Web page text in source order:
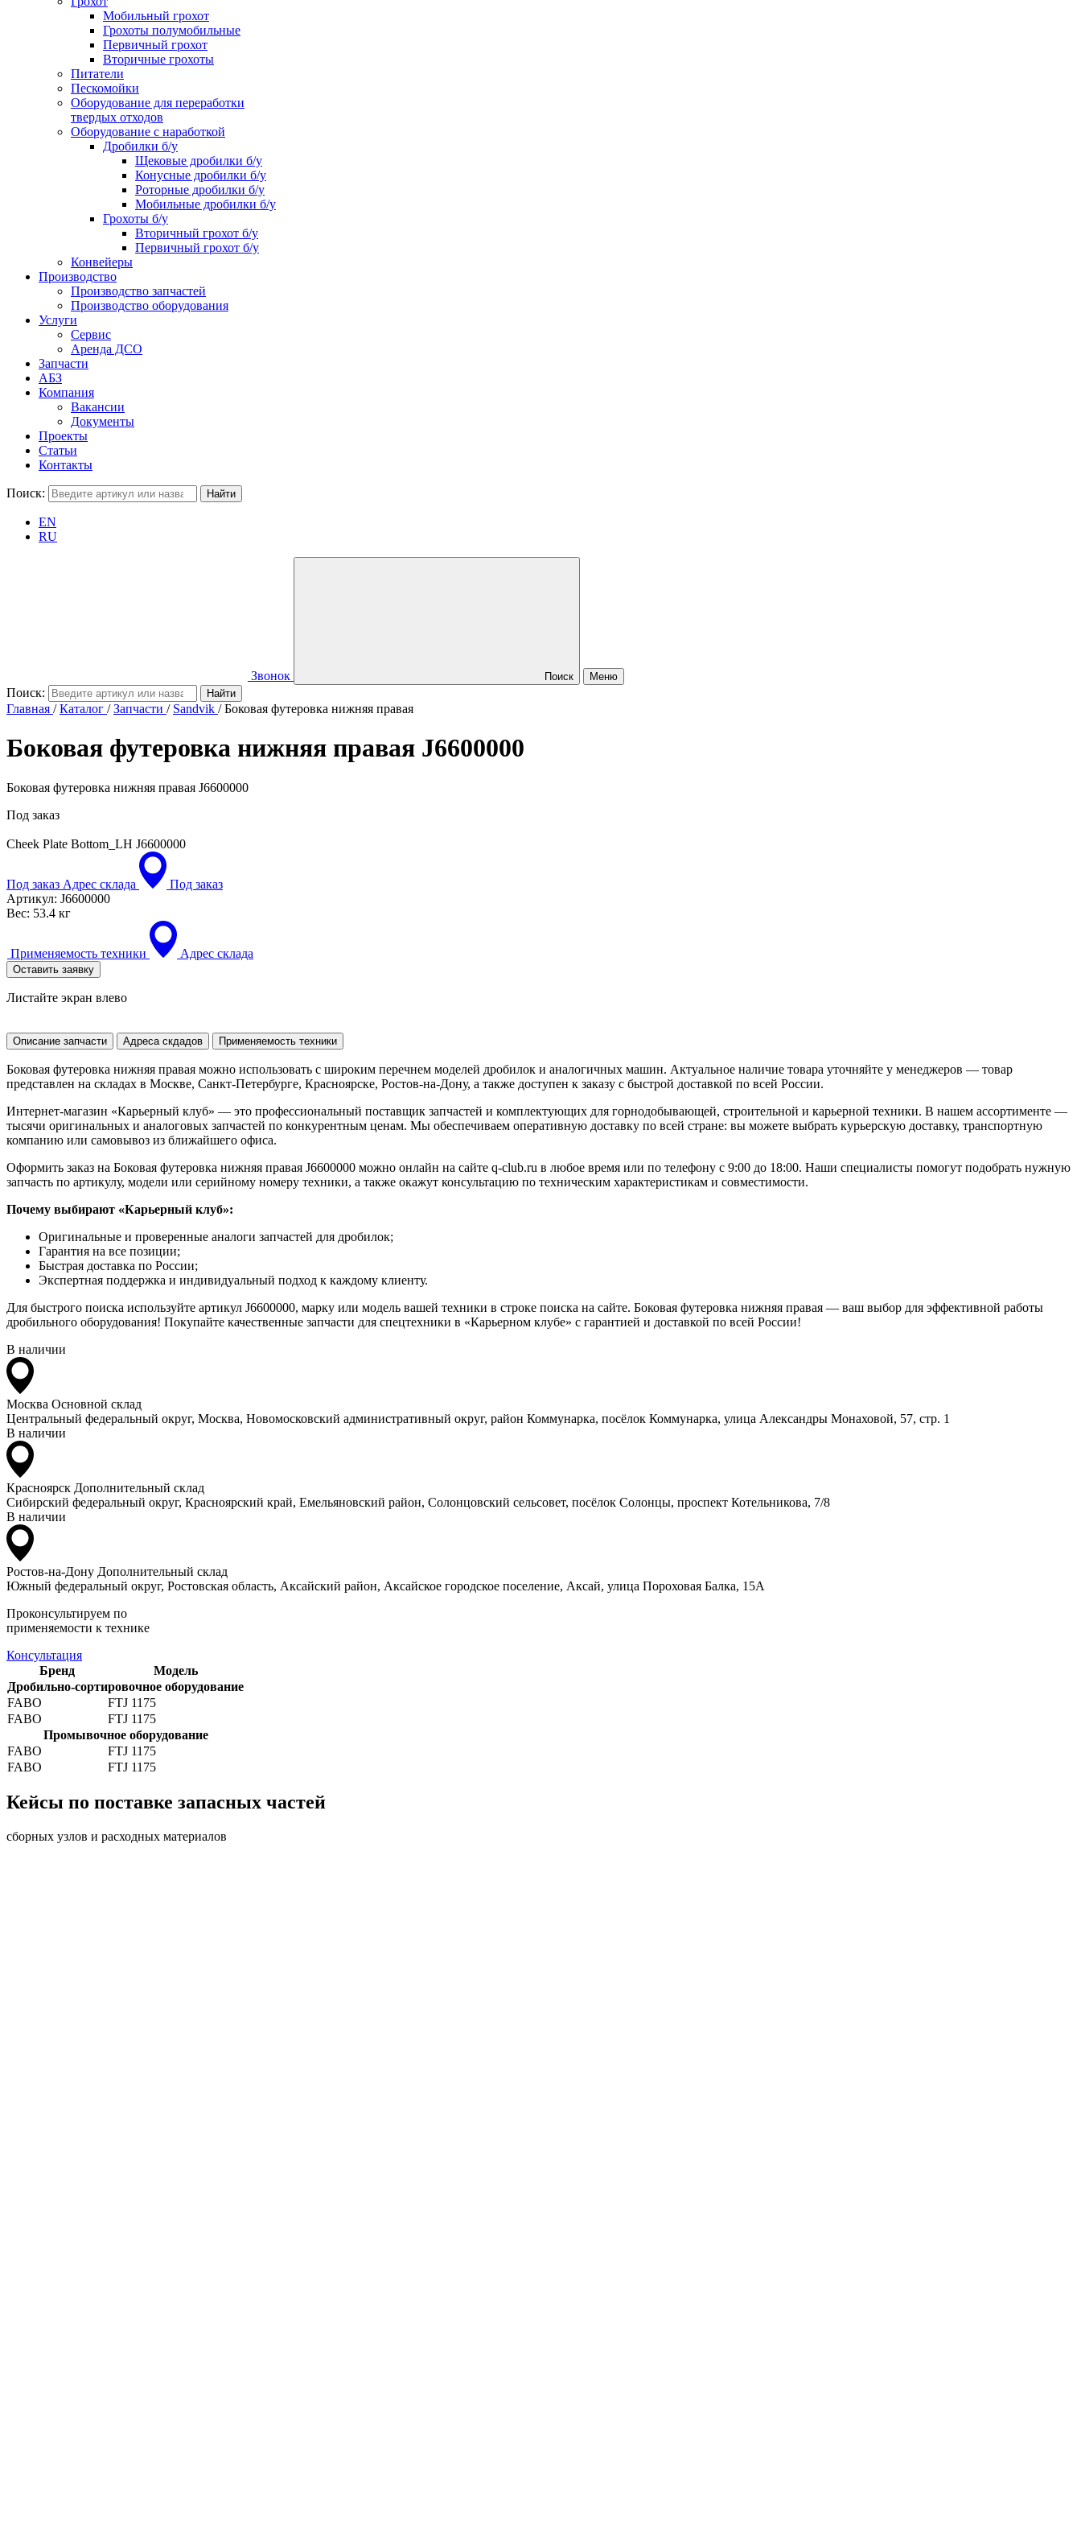
Мобильный грохот
Грохоты полумобильные
Первичный грохот
Вторичные грохоты
Питатели
Пескомойки
Оборудование для переработки
твердых отходов
Оборудование с наработкой
Дробилки б/у
Щековые дробилки б/у
Конусные дробилки б/у
Роторные дробилки б/у
Мобильные дробилки б/у
Грохоты б/у
Вторичный грохот б/у
Первичный грохот б/у
Конвейеры
Производство
Производство запчастей
Производство оборудования
Услуги
Сервис
Аренда ДСО
Запчасти
АБЗ
Компания
Вакансии
Документы
Проекты
Статьи
Контакты
Поиск:
EN
RU
Звонок Поиск Меню
Поиск:
Главная /Каталог /Запчасти / Sandvik /Боковая футеровка нижняя правая
Боковая футеровка нижняя правая J6600000
Боковая футеровка нижняя правая J6600000
Под заказ
Cheek Plate Bottom_LH J6600000
Под заказ Адрес склада
Под заказ
Артикул: J6600000
Вес: 53.4 кг
Применяемость техники Адрес склада
Оставить заявку
Листайте экран влево
Описание запчасти Адреса скдадов Применяемость техники
Боковая футеровка нижняя правая можно использовать с широким перечнем моделей дробилок и аналогичных машин. Актуальное наличие товара уточняйте у менеджеров — товар
представлен на складах в Москве, Санкт-Петербурге, Красноярске, Ростов-на-Дону, а также доступен к заказу с быстрой доставкой по всей России.
Интернет-магазин «Карьерный клуб» — это профессиональный поставщик запчастей и комплектующих для горнодобывающей, строительной и карьерной техники. В нашем ассортименте —
тысячи оригинальных и аналоговых запчастей по конкурентным ценам. Мы обеспечиваем оперативную доставку по всей стране: вы можете выбрать курьерскую доставку, транспортную
компанию или самовывоз из ближайшего офиса.
Оформить заказ на Боковая футеровка нижняя правая J6600000 можно онлайн на сайте q-club.ru в любое время или по телефону с 9:00 до 18:00. Наши специалисты помогут подобрать нужную
запчасть по артикулу, модели или серийному номеру техники, а также окажут консультацию по техническим характеристикам и совместимости.
Почему выбирают «Карьерный клуб»:
Оригинальные и проверенные аналоги запчастей для дробилок;
Гарантия на все позиции;
Быстрая доставка по России;
Экспертная поддержка и индивидуальный подход к каждому клиенту.
Для быстрого поиска используйте артикул J6600000, марку или модель вашей техники в строке поиска на сайте. Боковая футеровка нижняя правая — ваш выбор для эффективной работы
дробильного оборудования! Покупайте качественные запчасти для спецтехники в «Карьерном клубе» с гарантией и доставкой по всей России!
В наличии
Москва Основной склад
Центральный федеральный округ, Москва, Новомосковский административный округ, район Коммунарка, посёлок Коммунарка, улица Александры Монаховой, 57, стр. 1
В наличии
Красноярск Дополнительный склад
Сибирский федеральный округ, Красноярский край, Емельяновский район, Солонцовский сельсовет, посёлок Солонцы, проспект Котельникова, 7/8
В наличии
Ростов-на-Дону Дополнительный склад
Южный федеральный округ, Ростовская область, Аксайский район, Аксайское городское поселение, Аксай, улица Пороховая Балка, 15А
Проконсультируем по
применяемости к технике
Консультация
Бренд
Модель
Дробильно-сортировочное оборудование
FABO
FTJ 1175
FABO
FTJ 1175
Промывочное оборудование
FABO
FTJ 1175
FABO
FTJ 1175
Кейсы по поставке запасных частей
сборных узлов и расходных материалов